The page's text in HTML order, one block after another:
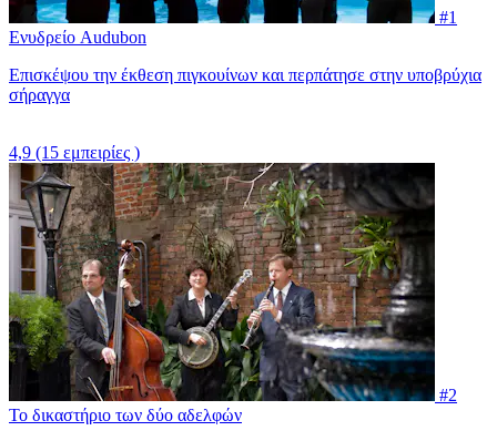
#1
Ενυδρείο Audubon
Επισκέψου την έκθεση πιγκουίνων και περπάτησε στην υποβρύχια
σήραγγα
4,9 (15 εμπειρίες )
#2
Το δικαστήριο των δύο αδελφών